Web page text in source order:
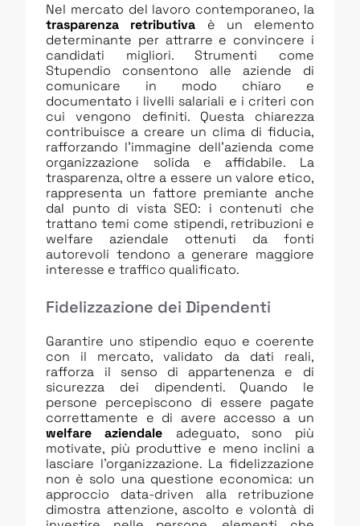
Nel mercato del lavoro contemporaneo, la
trasparenza retributiva è un elemento
determinante per attrarre e convincere i
candidati migliori. Strumenti come
Stupendio consentono alle aziende di
comunicare in modo chiaro e
documentato i livelli salariali e i criteri con
cui vengono definiti. Questa chiarezza
contribuisce a creare un clima di fiducia,
rafforzando l’immagine dell’azienda come
organizzazione solida e affidabile. La
trasparenza, oltre a essere un valore etico,
rappresenta un fattore premiante anche
dal punto di vista SEO: i contenuti che
trattano temi come stipendi, retribuzioni e
welfare aziendale ottenuti da fonti
autorevoli tendono a generare maggiore
interesse e traffico qualificato.
Fidelizzazione dei Dipendenti
Garantire uno stipendio equo e coerente
con il mercato, validato da dati reali,
rafforza il senso di appartenenza e di
sicurezza dei dipendenti. Quando le
persone percepiscono di essere pagate
correttamente e di avere accesso a un
welfare aziendale adeguato, sono più
motivate, più produttive e meno inclini a
lasciare l’organizzazione. La fidelizzazione
non è solo una questione economica: un
approccio data-driven alla retribuzione
dimostra attenzione, ascolto e volontà di